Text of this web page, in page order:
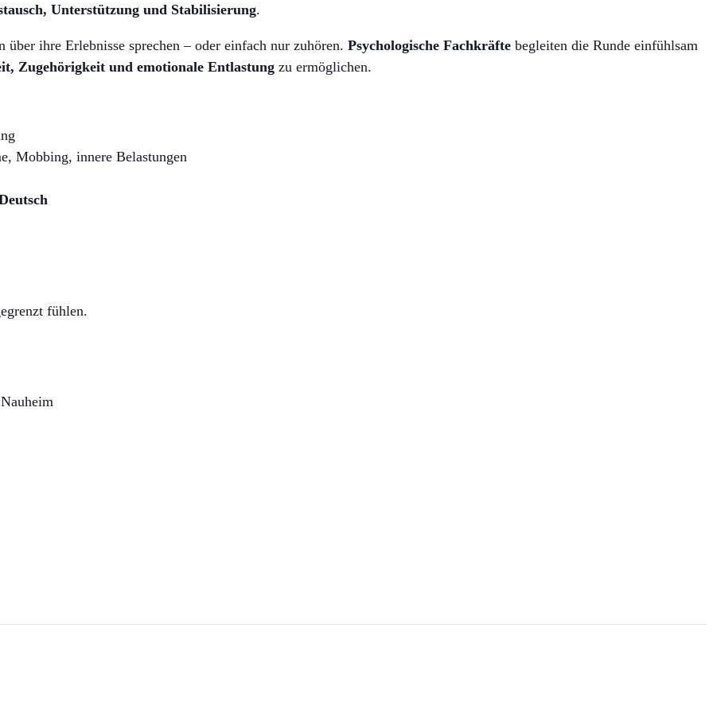
Unterstützung und Stabilisierung.
ihre Erlebnisse sprechen – oder einfach nur zuhören. Psychologische Fachkräfte begleiten die Runde einfühlsam
Zugehörigkeit und emotionale Entlastung zu ermöglichen.
Mobbing, innere Belastungen
fühlen.